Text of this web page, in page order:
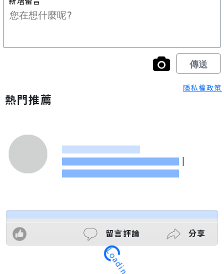
隱私權政策
熱門推薦
|
留言評論 分享
Loading